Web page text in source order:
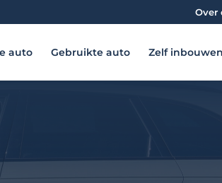
Over
auto Gebruikte auto Zelf inbouwen